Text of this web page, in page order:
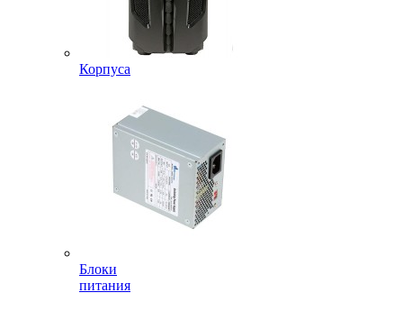
Корпуса
Блоки
питания